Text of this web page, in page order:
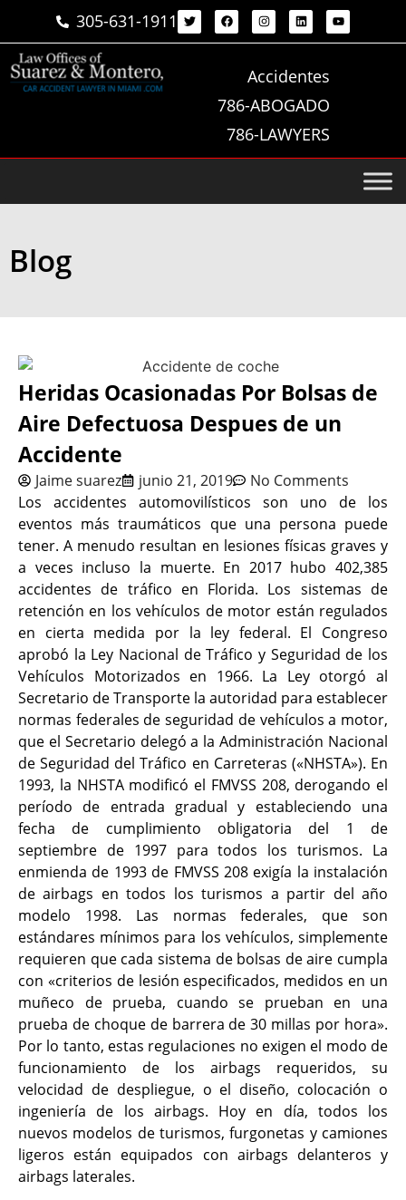
305-631-1911
Accidentes
786-ABOGADO
786-LAWYERS
Blog
Heridas Ocasionadas Por Bolsas de
Aire Defectuosa Despues de un
Accidente
Jaime suarez junio 21, 2019
No Comments
Los accidentes automovilísticos son uno de los
eventos más traumáticos que una persona puede
tener. A menudo resultan en lesiones físicas graves y
a veces incluso la muerte. En 2017 hubo 402,385
accidentes de tráfico en Florida. Los sistemas de
retención en los vehículos de motor están regulados
en cierta medida por la ley federal. El Congreso
aprobó la Ley Nacional de Tráfico y Seguridad de los
Vehículos Motorizados en 1966. La Ley otorgó al
Secretario de Transporte la autoridad para establecer
normas federales de seguridad de vehículos a motor,
que el Secretario delegó a la Administración Nacional
de Seguridad del Tráfico en Carreteras («NHSTA»). En
1993, la NHSTA modificó el FMVSS 208, derogando el
período de entrada gradual y estableciendo una
fecha de cumplimiento obligatoria del 1 de
septiembre de 1997 para todos los turismos. La
enmienda de 1993 de FMVSS 208 exigía la instalación
de airbags en todos los turismos a partir del año
modelo 1998. Las normas federales, que son
estándares mínimos para los vehículos, simplemente
requieren que cada sistema de bolsas de aire cumpla
con «criterios de lesión especificados, medidos en un
muñeco de prueba, cuando se prueban en una
prueba de choque de barrera de 30 millas por hora».
Por lo tanto, estas regulaciones no exigen el modo de
funcionamiento de los airbags requeridos, su
velocidad de despliegue, o el diseño, colocación o
ingeniería de los airbags. Hoy en día, todos los
nuevos modelos de turismos, furgonetas y camiones
ligeros están equipados con airbags delanteros y
airbags laterales.